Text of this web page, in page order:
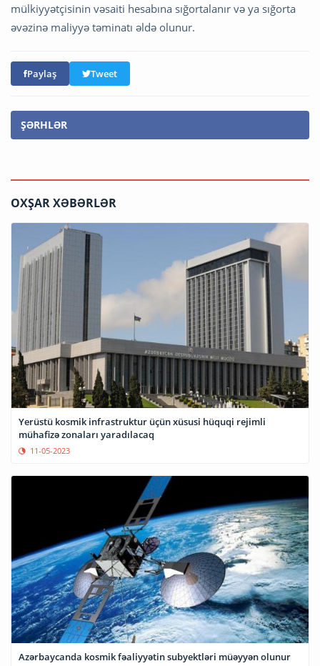
mülkiyyətçisinin vəsaiti hesabına sığortalanır və ya sığorta
əvəzinə maliyyə təminatı əldə olunur.
Paylaş Tweet
ŞƏRHLƏR
OXŞAR XƏBƏRLƏR
Yerüstü kosmik infrastruktur üçün xüsusi hüquqi rejimli
mühafizə zonaları yaradılacaq
11-05-2023
Azərbaycanda kosmik fəaliyyətin subyektləri müəyyən olunur